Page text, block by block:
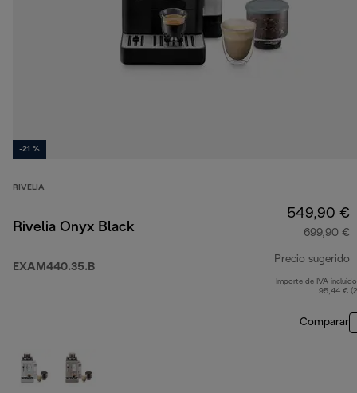
-21 %
RIVELIA
Rivelia Onyx Black
EXAM440.35.B
549,90 €
699,90 €
Precio sugerido
Importe de IVA
95,44 €
Comparar